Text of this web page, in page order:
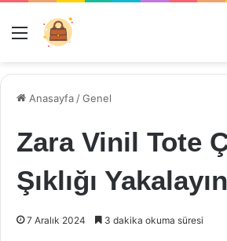
Menü
Anasayfa /Genel
Zara Vinil Tote
Şıklığı Yakalayın
7 Aralık 2024 3 dakika okuma süresi